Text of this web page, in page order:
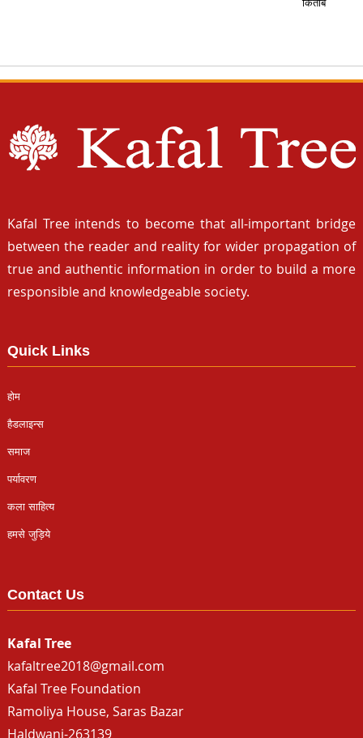
किताब
Kafal Tree intends to become that all-important bridge
between the reader and reality for wider propagation of
true and authentic information in order to build a more
responsible and knowledgeable society.
Quick Links
होम
हैडलाइन्स
समाज
पर्यावरण
कला साहित्य
हमसे जुड़िये
Contact Us
Kafal Tree
kafaltree2018@gmail.com
Kafal Tree Foundation
Ramoliya House, Saras Bazar
Haldwani-263139